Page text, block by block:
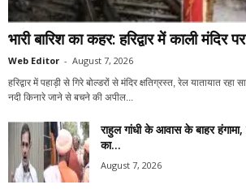
भारी बारिश का कहर: हरिद्वार में काली मंदिर
Web Editor - August 7, 2026
हरिद्वार में पहाड़ी से गिरे बोल्डरों से मंदिर क्षतिग्रस्त, रेल यातायात
नदी किनारे जाने से बचने की अपील...
राहुल गांधी के आवास के बाहर
का...
August 7, 2026